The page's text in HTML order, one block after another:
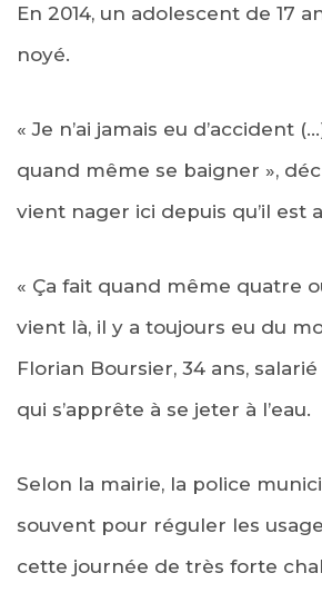
En 2014, un adolescent de 17
noyé.
« Je n’ai jamais eu d’accident
quand même se baigner »,
vient nager ici depuis qu’il est
« Ça fait quand même quatre
vient là, il y a toujours eu du
Florian Boursier, 34 ans,
qui s’apprête à se jeter à l’eau.
Selon la mairie, la police
souvent pour réguler les
cette journée de très forte